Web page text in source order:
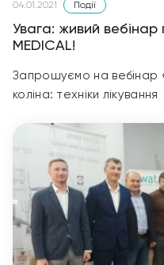
04.01.2021 Події
Увага: живий вебінар
MEDICAL!
Запрошуємо на вебінар
коліна: техніки